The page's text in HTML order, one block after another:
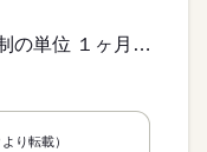
変形労働時間制 変形労働時間制の単位 １ヶ月単位 就業時間１ 8時30分〜17時30分 就業時間２ 13時30分〜22時30分 就業時間に関する特記事項 シフト制
り転載）